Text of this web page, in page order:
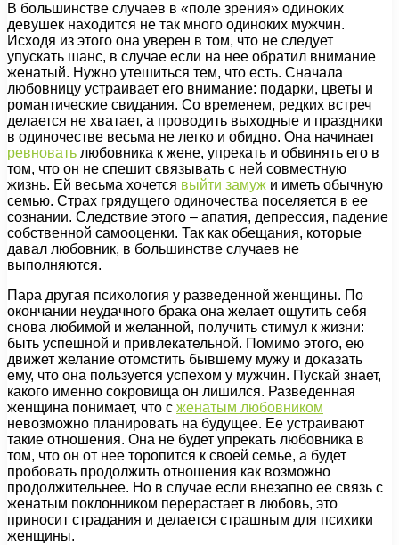
В большинстве случаев в «поле зрения» одиноких
девушек находится не так много одиноких мужчин.
Исходя из этого она уверен в том, что не следует
упускать шанс, в случае если на нее обратил внимание
женатый. Нужно утешиться тем, что есть. Сначала
любовницу устраивает его внимание: подарки, цветы и
романтические свидания. Со временем, редких встреч
делается не хватает, а проводить выходные и праздники
в одиночестве весьма не легко и обидно. Она начинает
ревновать любовника к жене, упрекать и обвинять его в
том, что он не спешит связывать с ней совместную
жизнь. Ей весьма хочется выйти замуж и иметь обычную
семью. Страх грядущего одиночества поселяется в ее
сознании. Следствие этого – апатия, депрессия, падение
собственной самооценки. Так как обещания, которые
давал любовник, в большинстве случаев не
выполняются.
Пара другая психология у разведенной женщины. По
окончании неудачного брака она желает ощутить себя
снова любимой и желанной, получить стимул к жизни:
быть успешной и привлекательной. Помимо этого, ею
движет желание отомстить бывшему мужу и доказать
ему, что она пользуется успехом у мужчин. Пускай знает,
какого именно сокровища он лишился. Разведенная
женщина понимает, что с женатым любовником
невозможно планировать на будущее. Ее устраивают
такие отношения. Она не будет упрекать любовника в
том, что он от нее торопится к своей семье, а будет
пробовать продолжить отношения как возможно
продолжительнее. Но в случае если внезапно ее связь с
женатым поклонником перерастает в любовь, это
приносит страдания и делается страшным для психики
женщины.